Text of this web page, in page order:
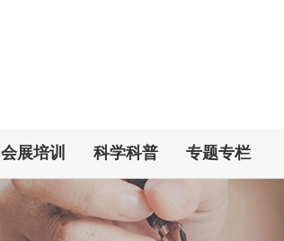
会展培训 科学科普 专题专栏